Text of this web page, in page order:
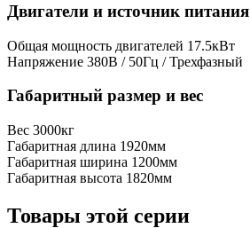
Двигатели и источник питания
Общая мощность двигателей 17.5кВт
Напряжение 380В / 50Гц / Трехфазный
Габаритный размер и вес
Вес 3000кг
Габаритная длина 1920мм
Габаритная ширина 1200мм
Габаритная высота 1820мм
Товары этой серии